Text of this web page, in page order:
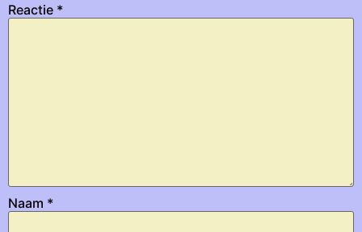
Reactie *
Naam *